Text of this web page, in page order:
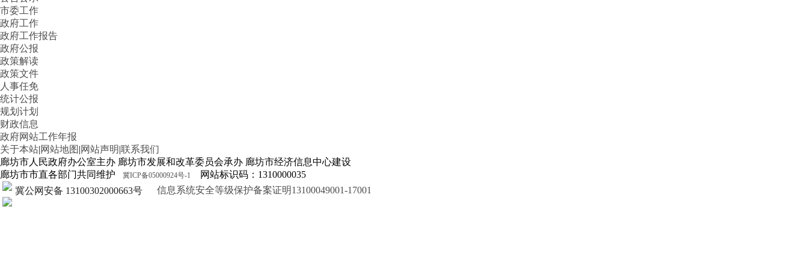
市委工作
政府工作
政府工作报告
政府公报
政策解读
政策文件
人事任免
统计公报
规划计划
财政信息
政府网站工作年报
关于本站|网站地图 |网站声明|联系我们
廊坊市人民政府办公室主办 廊坊市发展和改革委员会承办 廊坊市经济信息中心建设
廊坊市市直各部门共同维护
冀ICP备05000924号-1
网站标识码：1310000035
冀公网安备 13100302000663号
信息系统安全等级保护备案证明13100049001-17001